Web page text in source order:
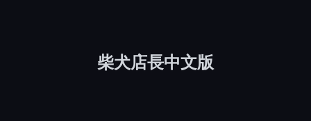
柴犬店長中文版